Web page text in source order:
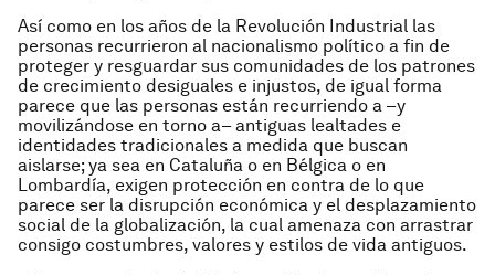
Así como en los años de la Revolución Industrial las
personas recurrieron al nacionalismo político a fin de
proteger y resguardar sus comunidades de los patrones
de crecimiento desiguales e injustos, de igual forma
parece que las personas están recurriendo a –y
movilizándose en torno a– antiguas lealtades e
identidades tradicionales a medida que buscan
aislarse; ya sea en Cataluña o en Bélgica o en
Lombardía, exigen protección en contra de lo que
parece ser la disrupción económica y el desplazamiento
social de la globalización, la cual amenaza con arrastrar
consigo costumbres, valores y estilos de vida antiguos.